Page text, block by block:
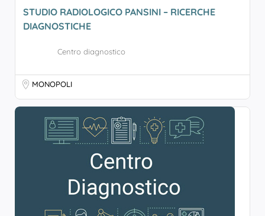
STUDIO RADIOLOGICO PANSINI – RICERCHE
DIAGNOSTICHE
Centro diagnostico
MONOPOLI